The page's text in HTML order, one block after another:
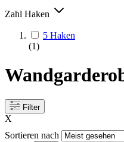
Zahl Haken
5 Haken
(1)
Filter
X
Sortieren nach